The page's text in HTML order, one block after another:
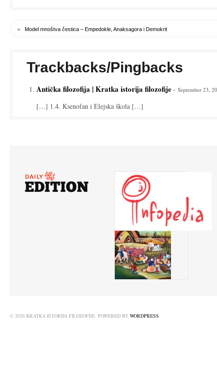
« Model mnoštva čestica – Empedokle, Anaksagora i Demokrit
Trackbacks/Pingbacks
Antička filozofija | Kratka istorija filozofije - September 23,
[…] 1.4. Ksenofan i Elejska škola […]
© 2026 KRATKA ISTORIJA FILOZOFIJE. POWERED BY WORDPRESS.